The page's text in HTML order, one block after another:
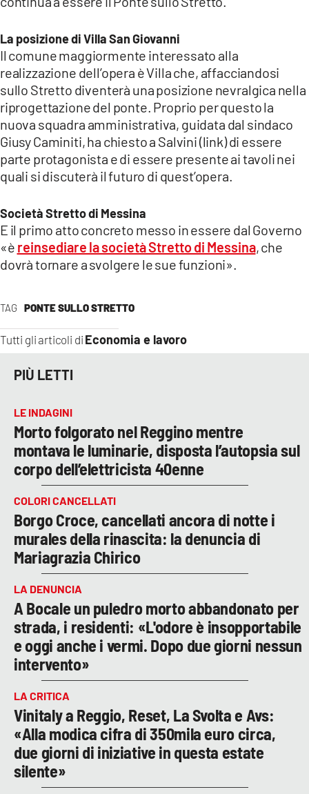
TAG PONTE SULLO STRETTO
Tutti gli articoli di Economia e lavoro
La posizione di Villa San Giovanni
Il comune maggiormente interessato alla
realizzazione dell’opera è Villa che, affacciandosi
sullo Stretto diventerà una posizione nevralgica nella
riprogettazione del ponte. Proprio per questo la
nuova squadra amministrativa, guidata dal sindaco
Giusy Caminiti, ha chiesto a Salvini (link) di essere
parte protagonista e di essere presente ai tavoli nei
quali si discuterà il futuro di quest’opera.
Società Stretto di Messina
E il primo atto concreto messo in essere dal Governo
«è reinsediare la società Stretto di Messina, che
dovrà tornare a svolgere le sue funzioni».
PIÙ LETTI
LE INDAGINI
Morto folgorato nel Reggino mentre
montava le luminarie, disposta l’autopsia sul
corpo dell’elettricista 40enne
COLORI CANCELLATI
Borgo Croce, cancellati ancora di notte i
murales della rinascita: la denuncia di
Mariagrazia Chirico
LA DENUNCIA
A Bocale un puledro morto abbandonato per
strada, i residenti: «L'odore è insopportabile
e oggi anche i vermi. Dopo due giorni nessun
intervento»
LA CRITICA
Vinitaly a Reggio, Reset, La Svolta e Avs:
«Alla modica cifra di 350mila euro circa,
due giorni di iniziative in questa estate
silente»